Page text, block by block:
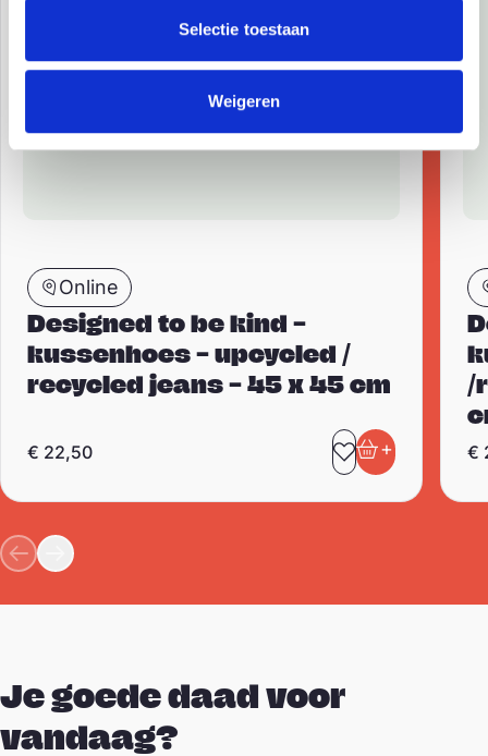
Selectie toestaan
Weigeren
Online
Designed to be kind –
kussenhoes – upcycled /
recycled jeans – 45 x 45 cm
€ 22,50
Toevoegen
+
In
/
€
Je goede daad voor
vandaag?